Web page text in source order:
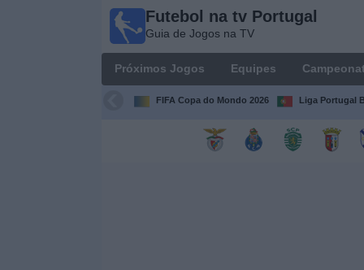
Futebol na tv Portugal
Guia de Jogos na TV
Próximos Jogos Equipes
FIFA Copa do Mondo 2026 Liga Portugal
Portugal
Jogos na TV